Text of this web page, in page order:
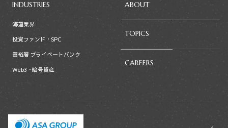
INDUSTRIES
海運業界
投資ファンド・SPC
富裕層 プライベートバンク
Web3・暗号資産
ABOUT
TOPICS
CAREERS